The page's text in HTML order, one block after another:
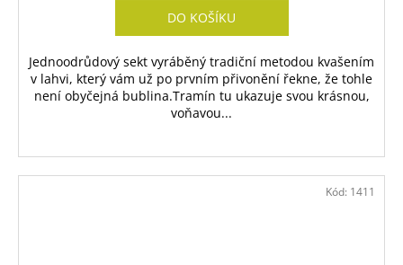
DO KOŠÍKU
Jednoodrůdový sekt vyráběný tradiční metodou kvašením
v lahvi, který vám už po prvním přivonění řekne, že tohle
není obyčejná bublina.Tramín tu ukazuje svou krásnou,
voňavou...
Kód: 1411